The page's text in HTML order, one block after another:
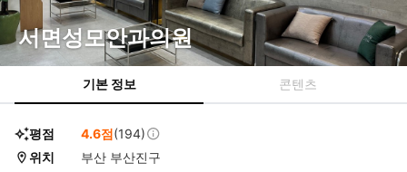
서면성모안과의원
기본 정보 콘텐츠
평점 4.6점(194)
위치
부산 부산진구